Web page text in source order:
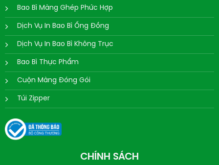
Bao Bì Màng Ghép Phức Hợp
Dịch Vụ In Bao Bì Ống Đồng
Dịch Vụ In Bao Bì Không Trục
Bao Bì Thực Phẩm
Cuộn Màng Đóng Gói
Túi Zipper
CHÍNH SÁCH